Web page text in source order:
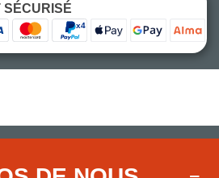
SÉCURISÉ